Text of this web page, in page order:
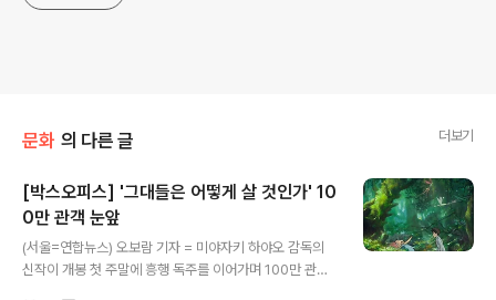
문화 의 다른 글 더보기
[박스오피스] '그대들은 어떻게 살 것인가' 10
0만 관객 눈앞
(서울=연합뉴스) 오보람 기자 = 미야자키 하야오 감독의
신작이 개봉 첫 주말에 흥행 독주를 이어가며 100만 관객